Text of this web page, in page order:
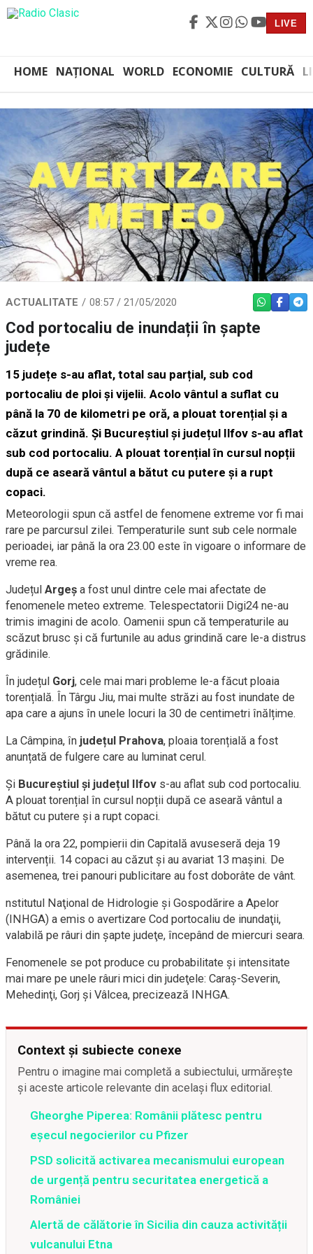
LIVE
HOME NAȚIONAL WORLD ECONOMIE CULTURĂ
ACTUALITATE 08:57 / 21/05/2020 WHATSAPP
Cod portocaliu de inundații în șapte
județe
15 județe s-au aflat, total sau parțial, sub cod
portocaliu de ploi și vijelii. Acolo vântul a suflat cu
până la 70 de kilometri pe oră, a plouat torențial și a
căzut grindină. Și Bucureștiul și județul Ilfov s-au aflat
sub cod portocaliu. A plouat torențial în cursul nopții
după ce aseară vântul a bătut cu putere și a rupt
copaci.
Meteorologii spun că astfel de fenomene extreme vor fi mai
rare pe parcursul zilei. Temperaturile sunt sub cele normale
perioadei, iar până la ora 23.00 este în vigoare o informare de
vreme rea.
Județul Argeș a fost unul dintre cele mai afectate de
fenomenele meteo extreme. Telespectatorii Digi24 ne-au
trimis imagini de acolo. Oamenii spun că temperaturile au
scăzut brusc și că furtunile au adus grindină care le-a distrus
grădinile.
În județul Gorj, cele mai mari probleme le-a făcut ploaia
torențială. În Târgu Jiu, mai multe străzi au fost inundate de
apa care a ajuns în unele locuri la 30 de centimetri înălțime.
La Câmpina, în județul Prahova, ploaia torențială a fost
anunțată de fulgere care au luminat cerul.
Și Bucureștiul și județul Ilfov s-au aflat sub cod portocaliu.
A plouat torențial în cursul nopții după ce aseară vântul a
bătut cu putere și a rupt copaci.
Până la ora 22, pompierii din Capitală avuseseră deja 19
intervenții. 14 copaci au căzut și au avariat 13 mașini. De
asemenea, trei panouri publicitare au fost doborâte de vânt.
nstitutul Naţional de Hidrologie şi Gospodărire a Apelor
(INHGA) a emis o avertizare Cod portocaliu de inundaţii,
valabilă pe râuri din şapte judeţe, începând de miercuri seara.
Fenomenele se pot produce cu probabilitate şi intensitate
mai mare pe unele râuri mici din judeţele: Caraş-Severin,
Mehedinţi, Gorj şi Vâlcea, precizează INHGA.
Context și subiecte conexe
Pentru o imagine mai completă a subiectului, urmărește
și aceste articole relevante din același flux editorial.
Gheorghe Piperea: Românii plătesc pentru
eșecul negocierilor cu Pfizer
PSD solicită activarea mecanismului european
de urgență pentru securitatea energetică a
României
Alertă de călătorie în Sicilia din cauza activității
vulcanului Etna